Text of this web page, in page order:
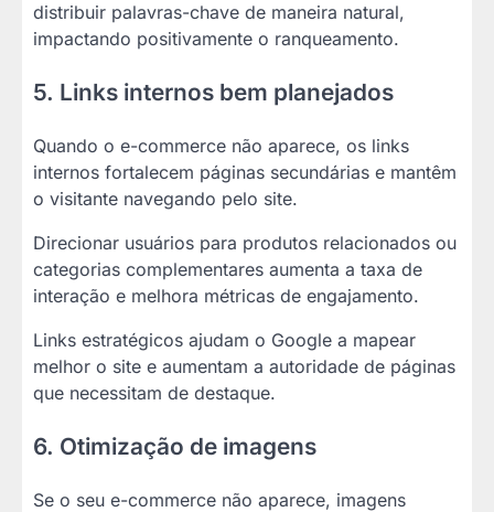
distribuir palavras-chave de maneira natural,
impactando positivamente o ranqueamento.
5. Links internos bem planejados
Quando o e-commerce não aparece, os links
internos fortalecem páginas secundárias e mantêm
o visitante navegando pelo site.
Direcionar usuários para produtos relacionados ou
categorias complementares aumenta a taxa de
interação e melhora métricas de engajamento.
Links estratégicos ajudam o Google a mapear
melhor o site e aumentam a autoridade de páginas
que necessitam de destaque.
6. Otimização de imagens
Se o seu e-commerce não aparece, imagens